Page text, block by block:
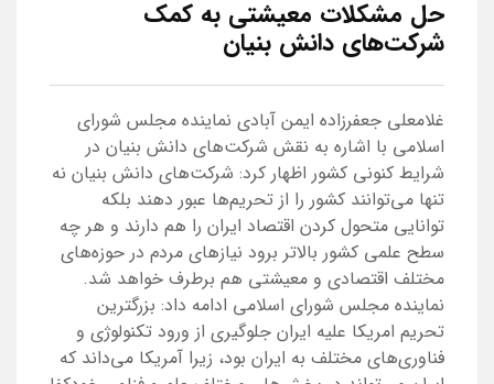
حل مشکلات معیشتی به کمک
شرکت‌های دانش بنیان
غلامعلی جعفرزاده ایمن آبادی نماینده مجلس شورای
اسلامی با اشاره به نقش شرکت‌های دانش بنیان در
شرایط کنونی کشور اظهار کرد: شرکت‌های دانش بنیان نه
تنها می‌توانند کشور را از تحریم‌ها عبور دهند بلکه
توانایی متحول کردن اقتصاد ایران را هم دارند و هر چه
سطح علمی کشور بالاتر برود نیاز‌های مردم در حوزه‌های
مختلف اقتصادی و معیشتی هم برطرف خواهد شد.
نماینده مجلس شورای اسلامی ادامه داد: بزرگترین
تحریم امریکا علیه ایران جلوگیری از ورود تکنولوژی و
فناوری‌های مختلف به ایران بود، زیرا آمریکا می‌داند که